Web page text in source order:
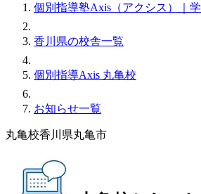
個別指導塾Axis（アクシス）｜
香川県の校舎一覧
個別指導Axis 丸亀校
お知らせ一覧
丸亀校香川県丸亀市